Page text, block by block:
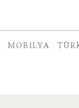
MOBILYA